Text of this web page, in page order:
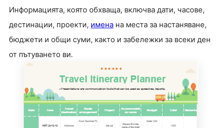
Информацията, която обхваща, включва дати, часове,
дестинации, проекти, имена на места за настаняване,
бюджети и общи суми, както и забележки за всеки ден
от пътуването ви.